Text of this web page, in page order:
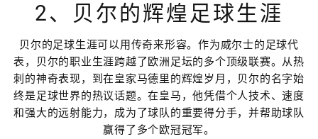
2、贝尔的辉煌足球生涯
贝尔的足球生涯可以用传奇来形容。作为威尔士的足球代
表，贝尔的职业生涯跨越了欧洲足坛的多个顶级联赛。从热
刺的神奇表现，到在皇家马德里的辉煌岁月，贝尔的名字始
终是足球世界的热议话题。在皇马，他凭借个人技术、速度
和强大的远射能力，成为了球队的重要得分手，并帮助球队
赢得了多个欧冠冠军。